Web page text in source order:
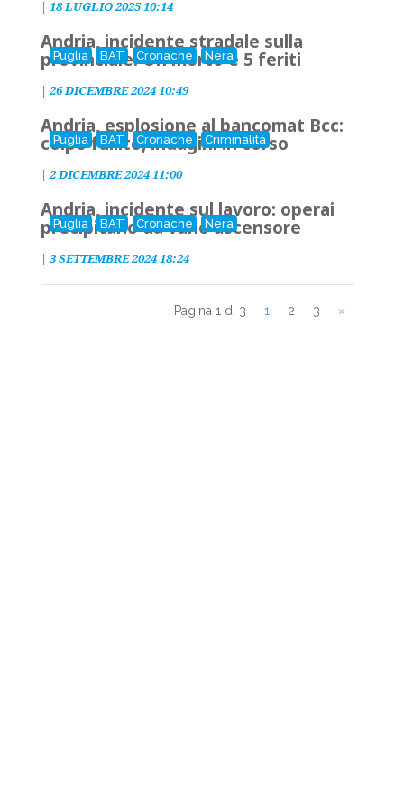
| 18 LUGLIO 2025 10:14
Puglia BAT Cronache Nera
Andria, incidente stradale sulla
provinciale. Un morto e 5 feriti
| 26 DICEMBRE 2024 10:49
Puglia BAT Cronache Criminalità
Andria, esplosione al bancomat Bcc:
colpo fallito, indagini in corso
| 2 DICEMBRE 2024 11:00
Puglia BAT Cronache Nera
Andria, incidente sul lavoro: operai
precipitano da vano ascensore
| 3 SETTEMBRE 2024 18:24
Pagina 1 di 3 1 2 3 »